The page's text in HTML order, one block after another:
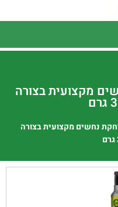
מקצועית בצורה
נחשים מקצועית בצורה